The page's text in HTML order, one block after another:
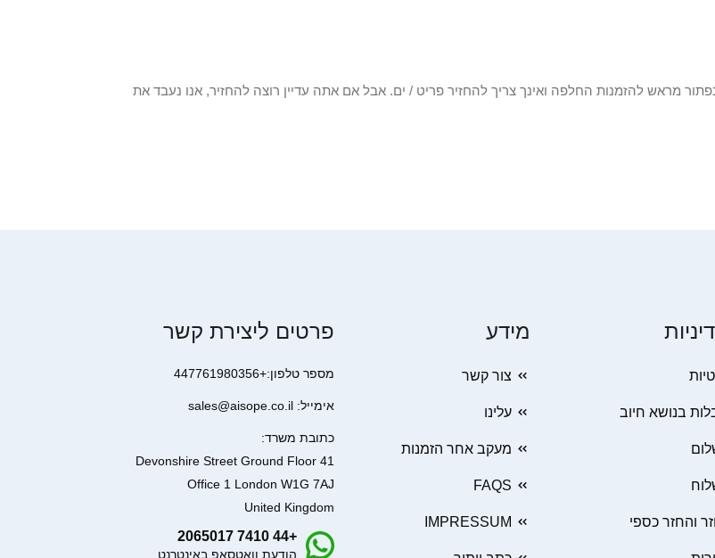
פגום / פגום, אנו נפתור מראש להזמנות החלפה ואינך צריך להחזיר פריט / ים. אבל אם אתה עדיין רוצה להחזיר, אנו נעבד את
בנושא חיוב
והחזר כספי
מידע
צור קשר
עלינו
מעקב אחר הזמנות
FAQS
IMPRESSUM
פרטים ליצירת קשר
מספר טלפון:+447761980356
אימייל: sales@aisope.co.il
כתובת משרד:
41 Devonshire Street Ground Floor
Office 1 London W1G 7AJ
United Kingdom
+44 7410 2065017
הודעת וואטסאפ באינטרנט